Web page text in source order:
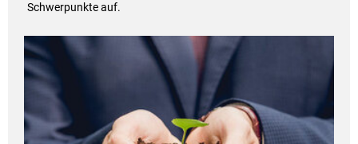
Schwerpunkte auf.